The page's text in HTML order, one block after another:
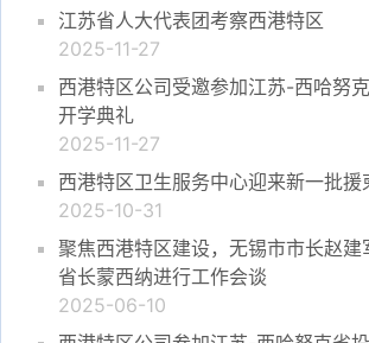
江苏省人大代表团考察西港特区
2025-11-27
西港特区公司受邀参加江苏-西哈努
开学典礼
2025-11-27
西港特区卫生服务中心迎来新一批援
2025-10-31
聚焦西港特区建设，无锡市市长赵建
省长蒙西纳进行工作会谈
2025-06-10